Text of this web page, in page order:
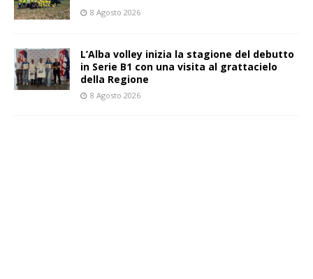
8 Agosto 2026
L’Alba volley inizia la stagione del debutto
in Serie B1 con una visita al grattacielo
della Regione
8 Agosto 2026